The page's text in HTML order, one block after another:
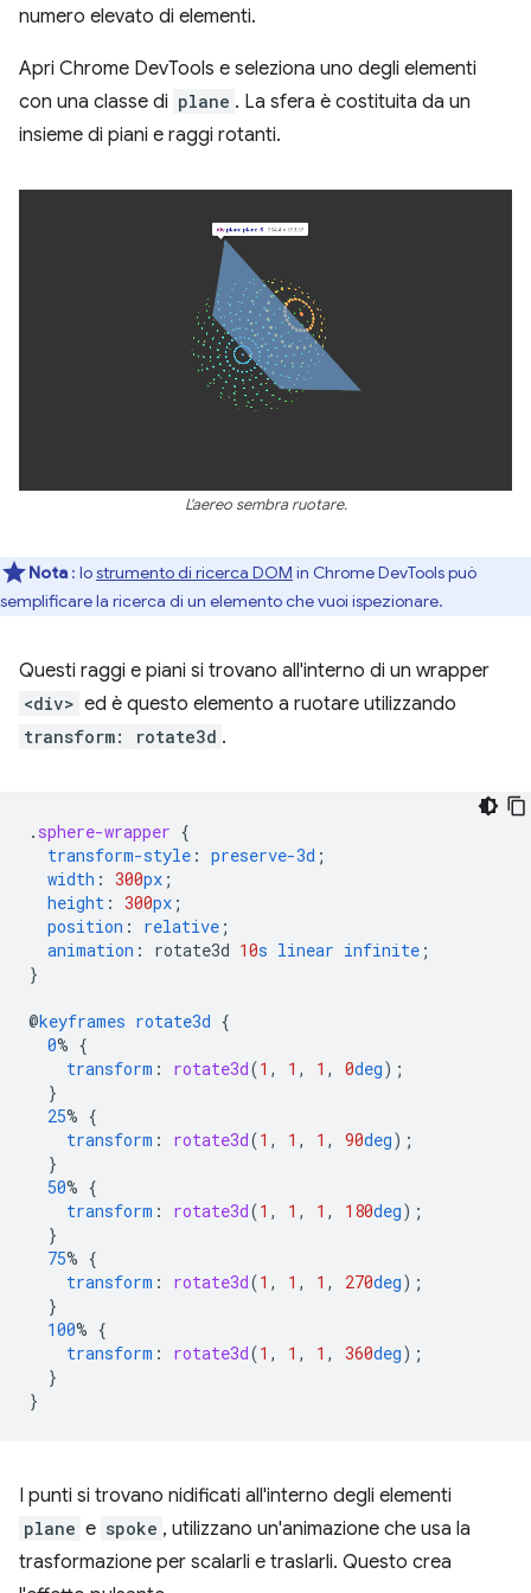
numero elevato di elementi.
Apri Chrome DevTools e seleziona uno degli elementi
con una classe di plane . La sfera è costituita da un
insieme di piani e raggi rotanti.
L'aereo sembra ruotare.
Nota : lostrumento di ricerca DOM in Chrome DevTools può
semplificare la ricerca di un elemento che vuoi ispezionare.
Questi raggi e piani si trovano all'interno di un wrapper
<div> ed è questo elemento a ruotare utilizzando
transform: rotate3d .
. sphere-wrapper {
transform-style : preserve-3d ;
width : 300px ;
height : 300px ;
position : relative ;
animation : rotate3d 10s linear infinite ;
}
@keyframes rotate3d {
0% {
transform : rotate3d(1 , 1 , 1 , 0deg);
}
25% {
transform : rotate3d(1 , 1 , 1 , 90deg);
}
50% {
transform : rotate3d(1 , 1 , 1 , 180deg);
}
75% {
transform : rotate3d(1 , 1 , 1 , 270deg);
}
100% {
transform : rotate3d(1 , 1 , 1 , 360deg);
}
}
I punti si trovano nidificati all'interno degli elementi
plane e spoke , utilizzano un'animazione che usa la
trasformazione per scalarli e traslarli. Questo crea